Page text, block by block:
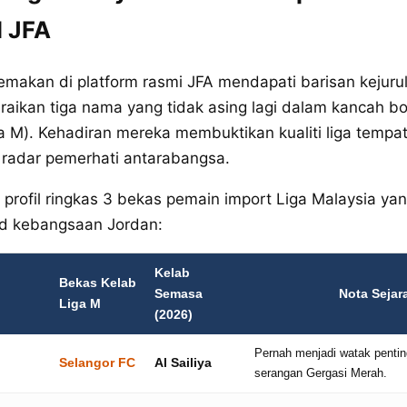
JFA
di platform rasmi JFA mendapati barisan
tiga nama yang tidak asing lagi dalam kancah
M). Kehadiran mereka membuktikan kualiti liga
pemerhati antarabangsa.
ringkas 3 bekas pemain import Liga Malaysia
kebangsaan Jordan:
Bekas Kelab
Liga M
Kelab
Semasa
(2026)
Nota
Selangor FC Al Sailiya
Pernah menjadi watak
serangan Gergasi Merah.